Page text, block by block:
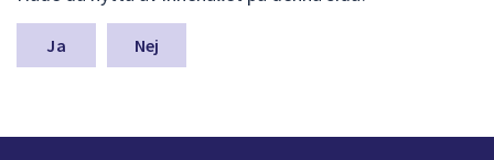
m
a
n
Nej